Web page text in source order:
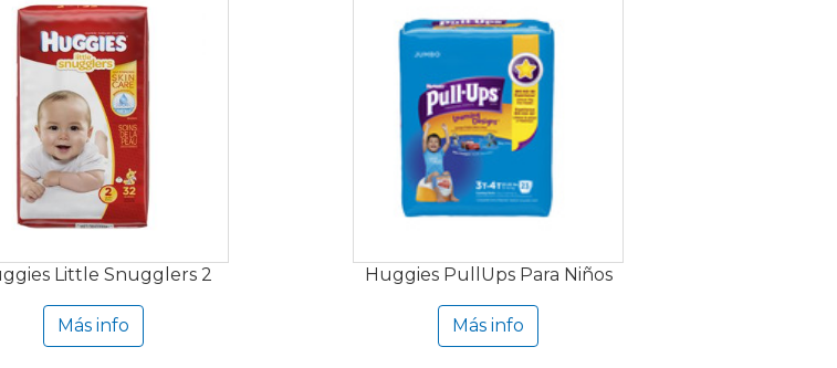
Little Snugglers 2
Más info
Huggies PullUps Para Niños
Más info